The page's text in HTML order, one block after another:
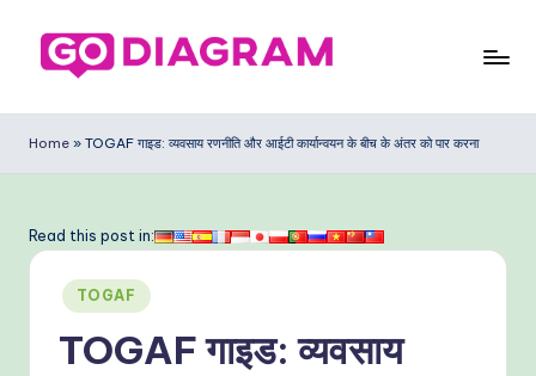
o
ia
g
ra
m
Home » TOGAF गाइड: व्यवसाय रणनीति और आईटी कार्यान्वयन के बीच के अंतर को पार करना
Read this post in:
Posted
in
TOGAF
TOGAF गाइड: व्यवसाय